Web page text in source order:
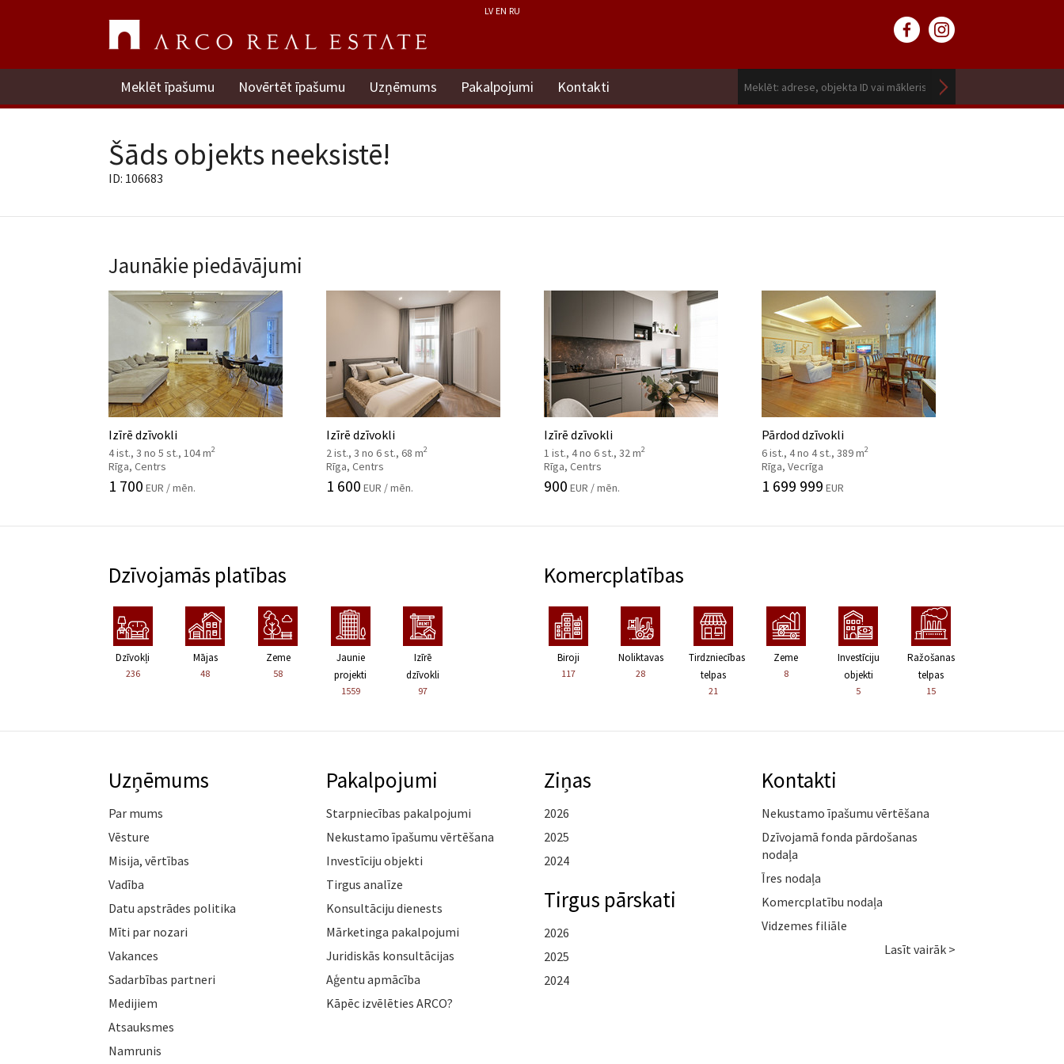
LV EN RU
Meklēt īpašumu Novērtēt īpašumu Uzņēmums Pakalpojumi Kontakti
Šāds objekts neeksistē!
ID: 106683
Jaunākie piedāvājumi
Izīrē dzīvokli
4 ist., 3 no 5 st., 104 m2
Rīga, Centrs
1 700 EUR / mēn.
Izīrē dzīvokli
2 ist., 3 no 6 st., 68 m2
Rīga, Centrs
1 600 EUR / mēn.
Izīrē dzīvokli
1 ist., 4 no 6 st., 32 m2
Rīga, Centrs
900 EUR / mēn.
Pārdod dzīvokli
6 ist., 4 no 4 st., 389 m2
Rīga, Vecrīga
1 699 999 EUR
Dzīvojamās platības
Dzīvokļi
236
Mājas
48
Zeme
58
Jaunie
projekti
1559
Izīrē
dzīvokli
97
Komercplatības
Biroji
117
Noliktavas
28
Tirdzniecības
telpas
21
Zeme
8
Investīciju
objekti
5
Ražošanas
telpas
15
Uzņēmums
Par mums
Vēsture
Misija, vērtības
Vadība
Datu apstrādes politika
Mīti par nozari
Vakances
Sadarbības partneri
Medijiem
Atsauksmes
Namrunis
Pakalpojumi
Starpniecības pakalpojumi
Nekustamo īpašumu vērtēšana
Investīciju objekti
Tirgus analīze
Konsultāciju dienests
Mārketinga pakalpojumi
Juridiskās konsultācijas
Aģentu apmācība
Kāpēc izvēlēties ARCO?
Ziņas
2026
2025
2024
Tirgus pārskati
2026
2025
2024
Kontakti
Nekustamo īpašumu vērtēšana
Dzīvojamā fonda pārdošanas
nodaļa
Īres nodaļa
Komercplatību nodaļa
Vidzemes filiāle
Lasīt vairāk >